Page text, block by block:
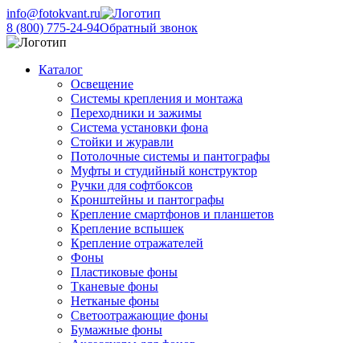
info@fotokvant.ru
8 (800) 775-24-94Обратный звонок
Каталог
Освещение
Системы крепления и монтажа
Переходники и зажимы
Система установки фона
Стойки и журавли
Потолочные системы и пантографы
Муфты и студийный конструктор
Ручки для софтбоксов
Кронштейны и пантографы
Крепление смартфонов и планшетов
Крепление вспышек
Крепление отражателей
Фоны
Пластиковые фоны
Тканевые фоны
Нетканые фоны
Светоотражающие фоны
Бумажные фоны